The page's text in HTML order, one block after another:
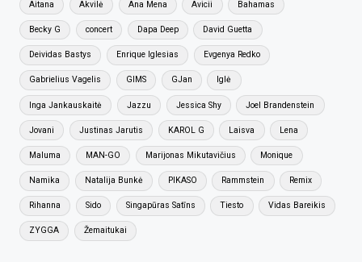
Aitana Akvilė Ana Mena Avicii Bahamas
Becky G concert Dapa Deep David Guetta
Deividas Bastys Enrique Iglesias Evgenya Redko
Gabrielius Vagelis GIMS GJan Iglė
Inga Jankauskaitė Jazzu Jessica Shy Joel Brandenstein
Jovani Justinas Jarutis KAROL G Laisva Lena
Maluma MAN-GO Marijonas Mikutavičius Monique
Namika Natalija Bunkė PIKASO Rammstein Remix
Rihanna Sido Singapūras Satīns Tiesto Vidas Bareikis
ZYGGA Žemaitukai